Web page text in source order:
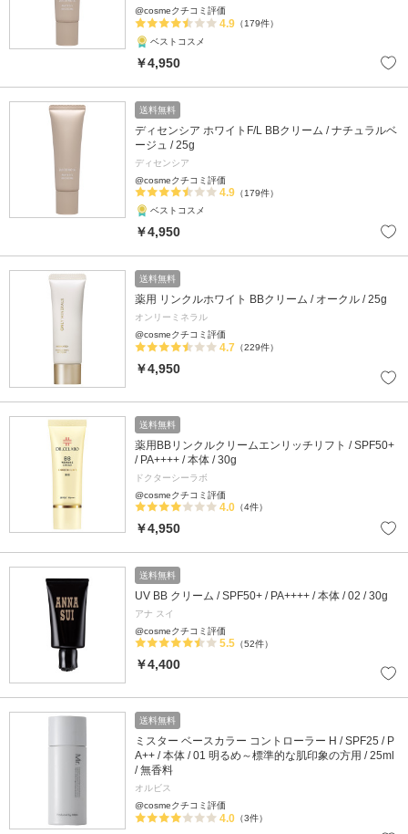
@cosmeクチコミ評価
4.9 （179件）
ベストコスメ
￥4,950
送料無料
ディセンシア ホワイトF/L BBクリーム / ナチュラルベ
ージュ / 25g
ディセンシア
@cosmeクチコミ評価
4.9 （179件）
ベストコスメ
￥4,950
送料無料
薬用 リンクルホワイト BBクリーム / オークル / 25g
オンリーミネラル
@cosmeクチコミ評価
4.7 （229件）
￥4,950
送料無料
薬用BBリンクルクリームエンリッチリフト / SPF50+
/ PA++++ / 本体 / 30g
ドクターシーラボ
@cosmeクチコミ評価
4.0 （4件）
￥4,950
送料無料
UV BB クリーム / SPF50+ / PA++++ / 本体 / 02 / 30g
アナ スイ
@cosmeクチコミ評価
5.5 （52件）
￥4,400
送料無料
ミスター ベースカラー コントローラー H / SPF25 / P
A++ / 本体 / 01 明るめ～標準的な肌印象の方用 / 25ml
/ 無香料
オルビス
@cosmeクチコミ評価
4.0 （3件）